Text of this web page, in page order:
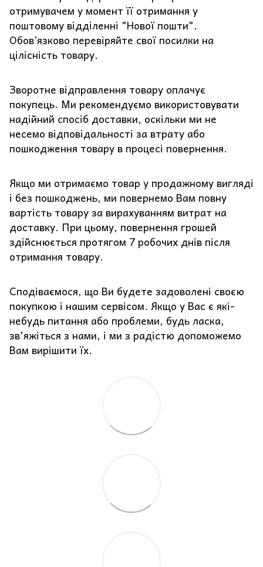
отримувачем у момент її отримання у
поштовому відділенні "Нової пошти".
Обов’язково перевіряйте свої посилки на
цілісність товару.
Зворотне відправлення товару оплачує
покупець. Ми рекомендуємо використовувати
надійний спосіб доставки, оскільки ми не
несемо відповідальності за втрату або
пошкодження товару в процесі повернення.
Якщо ми отримаємо товар у продажному вигляді
і без пошкоджень, ми повернемо Вам повну
вартість товару за вирахуванням витрат на
доставку. При цьому, повернення грошей
здійснюється протягом 7 робочих днів після
отримання товару.
Сподіваємося, що Ви будете задоволені своєю
покупкою і нашим сервісом. Якщо у Вас є які-
небудь питання або проблеми, будь ласка,
зв'яжіться з нами, і ми з радістю допоможемо
Вам вирішити їх.